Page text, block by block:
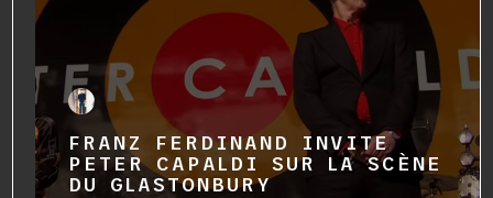
FRANZ FERDINAND INVITE
PETER CAPALDI SUR LA SCÈNE
DU GLASTONBURY